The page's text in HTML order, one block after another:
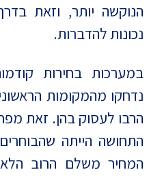
הנוקשה יותר, וזאת
נכונות להדברות.
במערכות בחירות
נדחקו מהמקומות
הרבו לעסוק בהן. זאת
התחושה הייתה
המחיר משלם הרוב